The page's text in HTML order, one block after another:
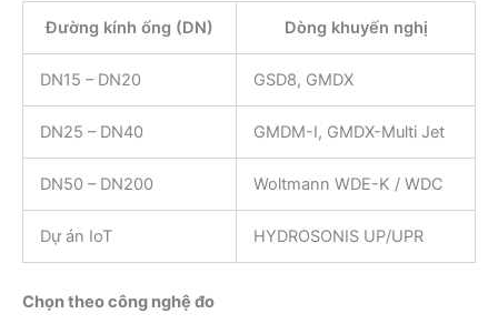
Đường kính ống (DN) Dòng khuyến nghị
DN15 – DN20 GSD8, GMDX
DN25 – DN40 GMDM-I, GMDX-Multi Jet
DN50 – DN200 Woltmann WDE-K / WDC
Dự án IoT HYDROSONIS UP/UPR
Chọn theo công nghệ đo